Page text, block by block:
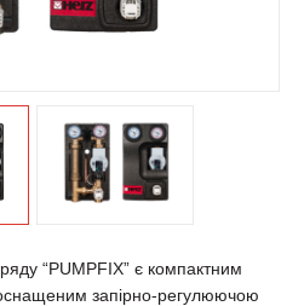
“PUMPFIX” є компактним
запірно-регулюючою